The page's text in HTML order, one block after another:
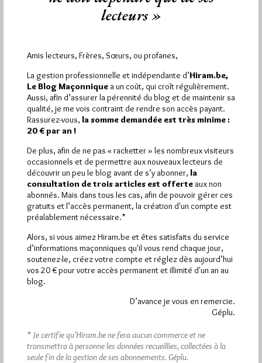
Sous le choc de sa défaite à Hénin-Beaumont en 2012, Jean-
Luc Mélenchon avait lui-même identifié l’une des causes de son
« abandonné » ces territoires, laissant ainsi le champ libre à
À l’inverse, il existe ici un personnage qui vomit le FN/RN à
chaque commentaire, taxant tout le monde d’en être un. Il
serait cliniquement intéressant de connaitre l’événement réel,
je parle d’un fait, pas de discours à l’origine d’une telle
obsession.
JOAB’S
13 MAI 2026 À 20H08 / RÉPONDRE
29 … À part commérer sur un autre commentateur…. ?
Discours très confus , classique de l’ED. Donc la perversité du
RN proviendrait des partis républicains au pouvoir …
Ce ne serait donc pas la qualité de ce que propose le RN mais
juste du rejet, frustration, jalousie ??? Pas faux !
Ce qui est plus inquiétant est de trouver dans la FM des
supporters de telles idées !
L’Histoire, Monsieur, l’Histoire et l’actualité.
lecteurs »
Amis lecteurs, Frères, Sœurs, ou profanes,
La gestion professionnelle et indépendante d’Hiram.be,
Le Blog Maçonnique a un coût, qui croît régulièrement.
Aussi, afin d’assurer la pérennité du blog et de maintenir sa
qualité, je me vois contraint de rendre son accès payant.
Rassurez-vous, la somme demandée est très minime :
20 € par an !
De plus, afin de ne pas « racketter » les nombreux visiteurs
occasionnels et de permettre aux nouveaux lecteurs de
découvrir un peu le blog avant de s’y abonner, la
consultation de trois articles est offerte aux non
abonnés. Mais dans tous les cas, afin de pouvoir gérer ces
gratuits et l’accès permanent, la création d'un compte est
préalablement nécessaire.*
Alors, si vous aimez Hiram.be et êtes satisfaits du service
d’informations maçonniques qu'il vous rend chaque jour,
soutenez-le, créez votre compte et réglez dès aujourd’hui
vos 20 € pour votre accès permanent et illimité d'un an au
blog.
D’avance je vous en remercie.
Géplu.
* Je certifie qu’Hiram.be ne fera aucun commerce et ne
transmettra à personne les données recueillies, collectées à la
seule fin de la gestion de ses abonnements. Géplu.